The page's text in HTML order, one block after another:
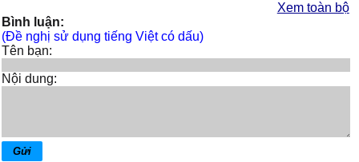
Xem toàn bộ
Bình luận:
(Đề nghị sử dụng tiếng Việt có dấu)
Tên bạn:
Nội dung: